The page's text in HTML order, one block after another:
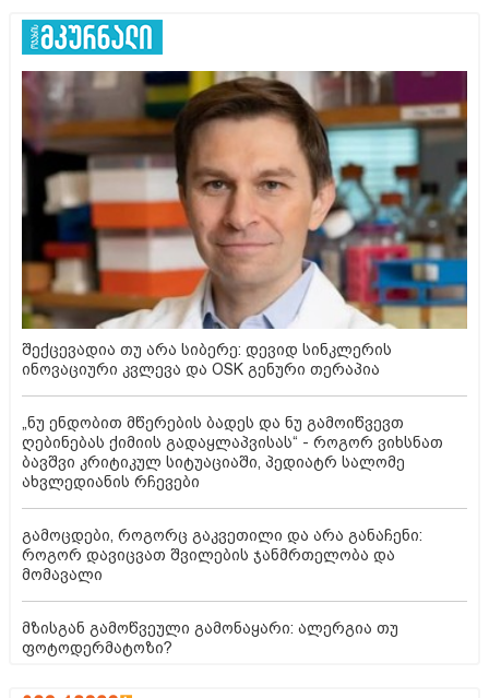
შექცევადია თუ არა სიბერე: დევიდ სინკლერის
ინოვაციური კვლევა და OSK გენური თერაპია
„ნუ ენდობით მწერების ბადეს და ნუ გამოიწვევთ
ღებინებას ქიმიის გადაყლაპვისას“ - როგორ ვიხსნათ
ბავშვი კრიტიკულ სიტუაციაში, პედიატრ სალომე
ახვლედიანის რჩევები
გამოცდები, როგორც გაკვეთილი და არა განაჩენი:
როგორ დავიცვათ შვილების ჯანმრთელობა და
მომავალი
მზისგან გამოწვეული გამონაყარი: ალერგია თუ
ფოტოდერმატოზი?